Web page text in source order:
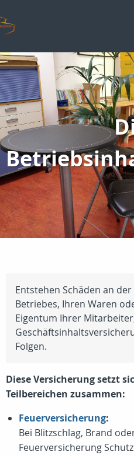
Entstehen Schäden an
Betriebes, Ihren Waren
Eigentum Ihrer
Folgen.
Diese Versicherung setzt
Teilbereichen zusammen:
Feuerversicherung:
Bei Blitzschlag, Brand
Feuerversicherung